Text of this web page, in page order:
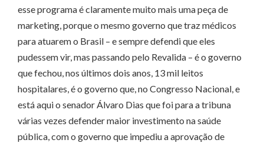
esse programa é claramente muito mais uma peça de
marketing, porque o mesmo governo que traz médicos
para atuarem o Brasil – e sempre defendi que eles
pudessem vir, mas passando pelo Revalida – é o governo
que fechou, nos últimos dois anos, 13 mil leitos
hospitalares, é o governo que, no Congresso Nacional, e
está aqui o senador Álvaro Dias que foi para a tribuna
várias vezes defender maior investimento na saúde
pública, com o governo que impediu a aprovação de